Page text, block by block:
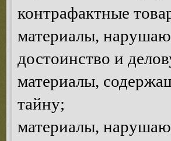
контрафактные
материалы,
достоинство и
материалы,
тайну;
материалы,